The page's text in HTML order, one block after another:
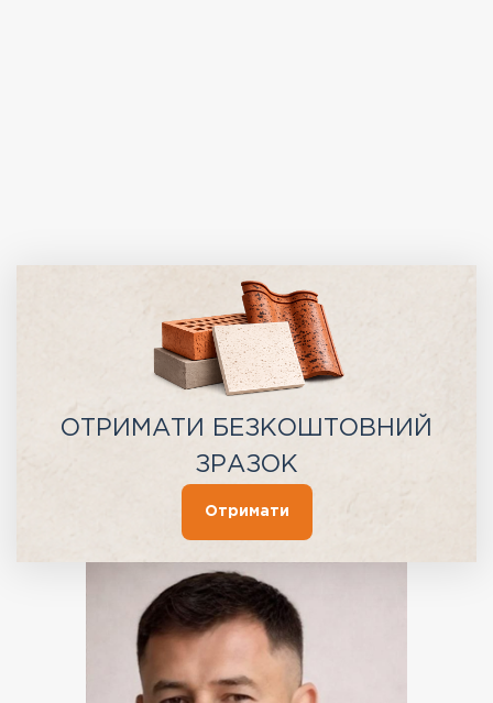
ОТРИМАТИ БЕЗКОШТОВНИЙ
ЗРАЗОК
Отримати